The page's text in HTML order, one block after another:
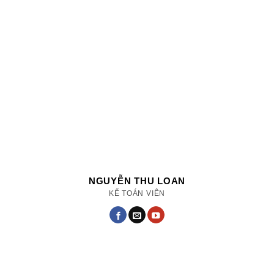
NGUYỄN THU LOAN
KẾ TOÁN VIÊN